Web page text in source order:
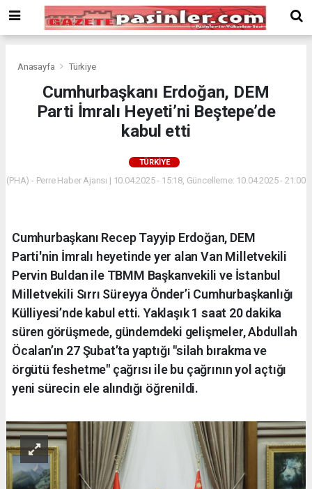
Bonusu
Veren
deneme
Yeni
Anasayfa Türkiye
Cumhurbaşkanı Erdoğan, DEM
Parti İmralı Heyeti’ni Beştepe’de
kabul etti
TÜRKIYE
(PHA) - Perre Haber Ajansı | 10.04.2025 - 15:18, Güncelleme: 10.04.2025 - 21:00
Cumhurbaşkanı Recep Tayyip Erdoğan, DEM
Parti'nin İmralı heyetinde yer alan Van Milletvekili
Pervin Buldan ile TBMM Başkanvekili ve İstanbul
Milletvekili Sırrı Süreyya Önder’i Cumhurbaşkanlığı
Külliyesi’nde kabul etti. Yaklaşık 1 saat 20 dakika
süren görüşmede, gündemdeki gelişmeler, Abdullah
Öcalan’ın 27 Şubat’ta yaptığı "silah bırakma ve
örgütü feshetme" çağrısı ile bu çağrının yol açtığı
yeni sürecin ele alındığı öğrenildi.